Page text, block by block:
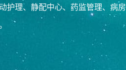
护理、静配中心、药监管理、病房